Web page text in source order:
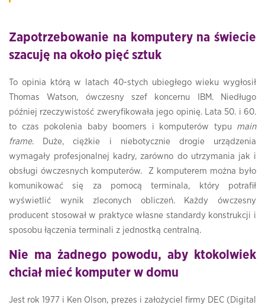
Zapotrzebowanie na komputery na świecie
szacuję na około pięć sztuk
To opinia którą w latach 40-stych ubiegłego wieku wygłosił
Thomas Watson, ówczesny szef koncernu IBM. Niedługo
później rzeczywistość zweryfikowała jego opinię. Lata 50. i 60.
to czas pokolenia baby boomers i komputerów typu main
frame. Duże, ciężkie i niebotycznie drogie urządzenia
wymagały profesjonalnej kadry, zarówno do utrzymania jak i
obsługi ówczesnych komputerów. Z komputerem można było
komunikować się za pomocą terminala, który potrafił
wyświetlić wynik zleconych obliczeń. Każdy ówczesny
producent stosował w praktyce własne standardy konstrukcji i
sposobu łączenia terminali z jednostką centralną.
Nie ma żadnego powodu, aby ktokolwiek
chciał mieć komputer w domu
Jest rok 1977 i Ken Olson, prezes i założyciel firmy DEC (Digital